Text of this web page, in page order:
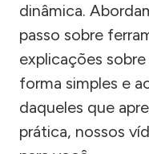
dinâmica.
passo sobre
explicações
forma simples e
daqueles que
prática, nossos